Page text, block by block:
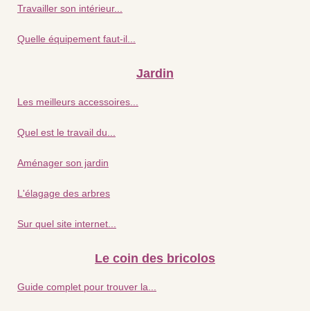
Travailler son intérieur...
Quelle équipement faut-il...
Jardin
Les meilleurs accessoires...
Quel est le travail du...
Aménager son jardin
L'élagage des arbres
Sur quel site internet...
Le coin des bricolos
Guide complet pour trouver la...